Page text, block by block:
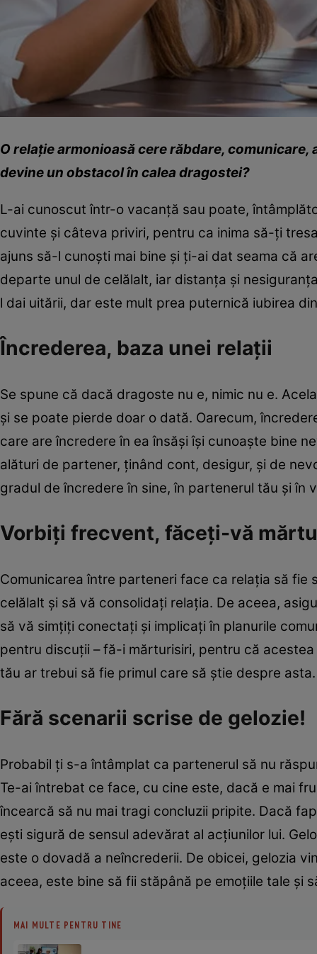
O relaţie armonioasă cere răbdare,
devine un obstacol în calea dragostei?
L-ai cunoscut într-o vacanţă sau poate,
cuvinte şi câteva priviri, pentru ca inima să-ţi
ajuns să-l cunoşti mai bine şi ţi-ai dat seama că
departe unul de celălalt, iar distanţa şi
l dai uitării, dar este mult prea puternică iubirea
Încrederea, baza unei relaţii
Se spune că dacă dragoste nu e, nimic nu e.
şi se poate pierde doar o dată. Oarecum,
care are încredere în ea însăşi îşi cunoaşte bine
alături de partener, ţinând cont, desigur, şi de
gradul de încredere în sine, în partenerul tău şi
Vorbiţi frecvent, făceţi-vă
Comunicarea între parteneri face ca relaţia să fie
celălalt şi să vă consolidaţi relaţia. De aceea,
să vă simţiţi conectaţi şi implicaţi în planurile
pentru discuţii – fă-i mărturisiri, pentru că
tău ar trebui să fie primul care să ştie despre
Fără scenarii scrise de gelozie!
Probabil ţi s-a întâmplat ca partenerul să nu
Te-ai întrebat ce face, cu cine este, dacă e mai
încearcă să nu mai tragi concluzii pripite. Dacă
eşti sigură de sensul adevărat al acţiunilor lui.
este o dovadă a neîncrederii. De obicei, gelozia
aceea, este bine să fii stăpână pe emoţiile tale şi
MAI MULTE PENTRU TINE